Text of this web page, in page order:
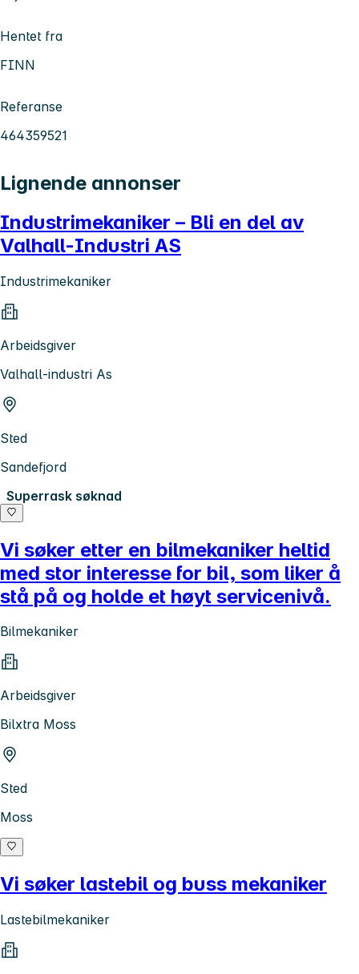
Hentet fra
FINN
Referanse
464359521
Lignende annonser
Industrimekaniker – Bli en del av
Valhall-Industri AS
Industrimekaniker
Arbeidsgiver
Valhall-industri As
Sted
Sandefjord
Superrask søknad
Vi søker etter en bilmekaniker heltid
med stor interesse for bil, som liker å
stå på og holde et høyt servicenivå.
Bilmekaniker
Arbeidsgiver
Bilxtra Moss
Sted
Moss
Vi søker lastebil og buss mekaniker
Lastebilmekaniker